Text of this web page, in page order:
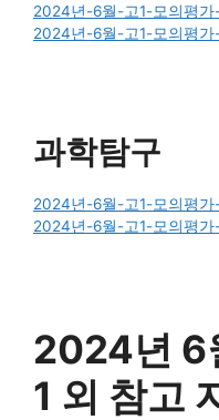
2024년-6월-고1-모의평
2024년-6월-고1-모의평가
과학탐구
2024년-6월-고1-모의평
2024년-6월-고1-모의평가
2024년 6
1 외 참고